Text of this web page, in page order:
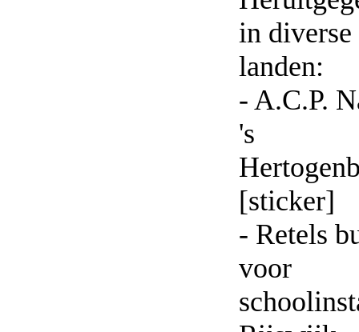
in diverse
landen:
- A.C.P.
's
[sticker]
- Retels
voor